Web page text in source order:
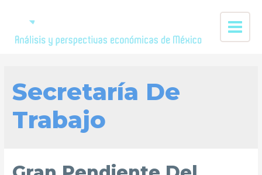
Secretaría De
Trabajo